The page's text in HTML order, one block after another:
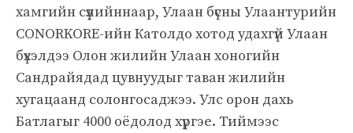
хамгийн сүүлийннаар, Улаан бүсны Улаантурийн
CONORKORE-ийн Католдо хотод удахгүй Улаан
бүхэлдээ Олон жилийн Улаан хоногийн
Сандрайядад цувнуудыг таван жилийн
хугацаанд солонгосаджээ. Улс орон дахь
Батлагыг 4000 оёдолод хүргэе. Тиймээс